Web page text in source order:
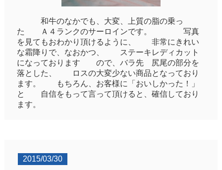
和牛のなかでも、大変、上質の脂の乗っ
た Ａ４ランクのサーロインです。 写真
を見てもおわかり頂けるように、 非常にきれい
な霜降りで、なおかつ、 ステーキレディカット
になっております ので、バラ先 尻尾の部分を
落とした、 ロスの大変少ない商品となっており
ます。 もちろん、お客様に「おいしかった！」
と 自信をもって言って頂けると、確信しており
ます。
2015/03/30